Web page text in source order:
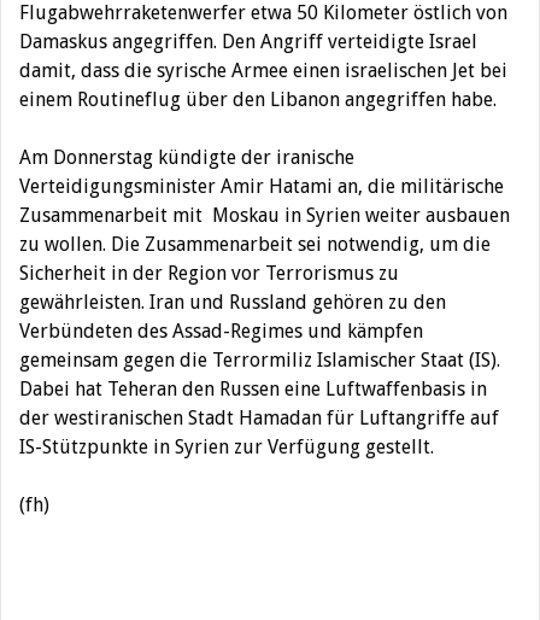
Flugabwehrraketenwerfer etwa 50 Kilometer östlich von
Damaskus angegriffen. Den Angriff verteidigte Israel
damit, dass die syrische Armee einen israelischen Jet bei
einem Routineflug über den Libanon angegriffen habe.
Am Donnerstag kündigte der iranische
Verteidigungsminister Amir Hatami an, die militärische
Zusammenarbeit mit Moskau in Syrien weiter ausbauen
zu wollen. Die Zusammenarbeit sei notwendig, um die
Sicherheit in der Region vor Terrorismus zu
gewährleisten. Iran und Russland gehören zu den
Verbündeten des Assad-Regimes und kämpfen
gemeinsam gegen die Terrormiliz Islamischer Staat (IS).
Dabei hat Teheran den Russen eine Luftwaffenbasis in
der westiranischen Stadt Hamadan für Luftangriffe auf
IS-Stützpunkte in Syrien zur Verfügung gestellt.
(fh)